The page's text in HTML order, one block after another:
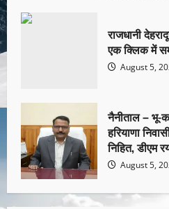
राजधानी
एक क्लिक में
August 5,
नैनीताल – भू-
हरियाणा
निहित, डीएम
August 5,